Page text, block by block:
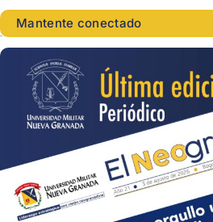
Mantente conectado